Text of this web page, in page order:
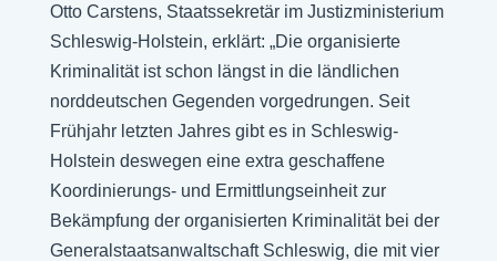
Otto Carstens, Staatssekretär im Justizministerium
Schleswig-Holstein, erklärt: „Die organisierte
Kriminalität ist schon längst in die ländlichen
norddeutschen Gegenden vorgedrungen. Seit
Frühjahr letzten Jahres gibt es in Schleswig-
Holstein deswegen eine extra geschaffene
Koordinierungs- und Ermittlungseinheit zur
Bekämpfung der organisierten Kriminalität bei der
Generalstaatsanwaltschaft Schleswig, die mit vier